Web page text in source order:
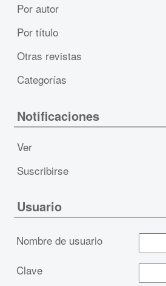
Por autor
Por título
Otras revistas
Categorías
Notificaciones
Ver
Suscribirse
Usuario
Nombre de usuario
Clave